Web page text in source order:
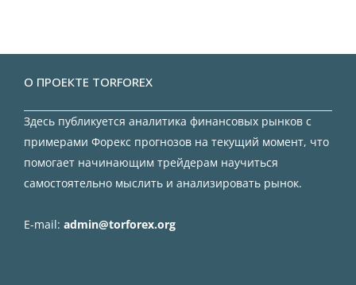
О ПРОЕКТЕ TORFOREX
Здесь публикуется аналитика финансовых рынков с
примерами Форекс прогнозов на текущий момент, что
помогает начинающим трейдерам научиться
самостоятельно мыслить и анализировать рынок.
E-mail: admin@torforex.org